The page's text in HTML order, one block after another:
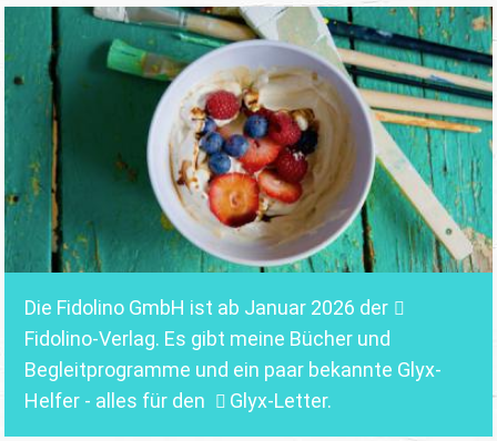
Die Fidolino GmbH ist ab Januar 2026 der
Fidolino-Verlag. Es gibt meine Bücher und
Begleitprogramme und ein paar bekannte Glyx-
Helfer - alles für den
Glyx-Letter.